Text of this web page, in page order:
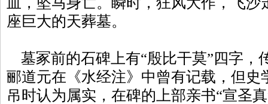
座巨大的天葬墓。
墓冢前的石碑上有“殷比干莫”四字，
郦道元在《水经注》中曾有记载，但史
吊时认为属实，在碑的上部亲书“宣圣